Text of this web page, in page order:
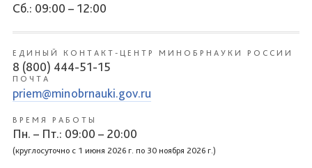
Сб.: 09:00 – 12:00
ЕДИНЫЙ КОНТАКТ-ЦЕНТР МИНОБРНАУКИ РОССИИ
8 (800) 444-51-15
ПОЧТА
priem@minobrnauki.gov.ru
ВРЕМЯ РАБОТЫ
Пн. – Пт.: 09:00 – 20:00
(круглосуточно с 1 июня 2026 г. по 30 ноября 2026 г.)